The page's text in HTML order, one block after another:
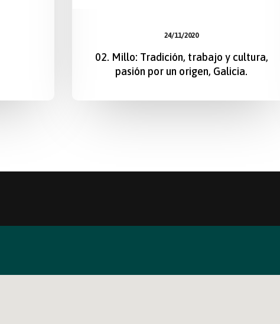
24/11/2020
02. Millo: Tradición, trabajo y cultura,
pasión por un origen, Galicia.